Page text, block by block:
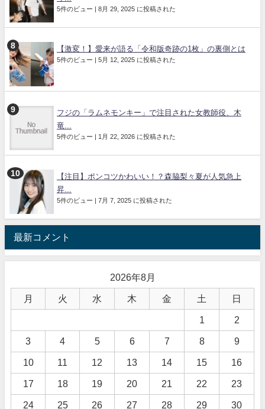
5件のビュー 8月 29, 2025 に投稿された
【激変！】愛来が語る「令和版奇跡の1枚」の裏側とは
5件のビュー 5月 12, 2025 に投稿された
フジの「ラムネモンキー」で注目された女教師役、木
竜...
5件のビュー 1月 22, 2026 に投稿された
【注目】ポンコツかわいい！？森脇梨々夏が人気急上
昇...
5件のビュー 7月 7, 2025 に投稿された
最新コメント
2026年8月
月 火 水 木 金 土 日
1 2
3 4 5 6 7 8 9
10 11 12 13 14 15 16
17 18 19 20 21 22 23
24 25 26 27 28 29 30